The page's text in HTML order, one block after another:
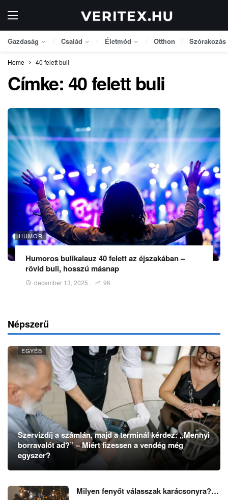
Gazdaság Család Életmód Otthon Szórakozás
Home 40 felett buli
Címke:40 felett buli
HUMOR
Humoros bulikalauz 40 felett az éjszakában –
rövid buli, hosszú másnap
december 13, 2025 96
Népszerű
EGYÉB
Szervízdíj a számlán, majd a terminál kérdez: „Mennyi
borravalót ad?” – Miért fizessen a vendég még
egyszer?
Milyen fenyőt válasszak karácsonyra?…